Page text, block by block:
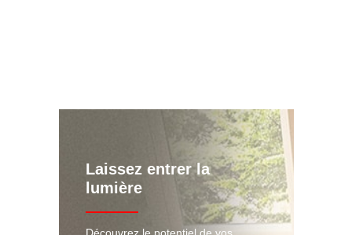
Laissez entrer la
lumière